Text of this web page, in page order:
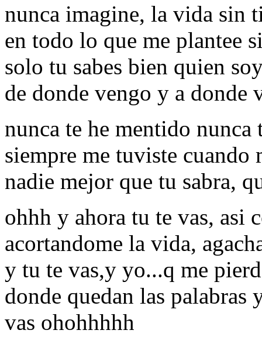
nunca imagine, la vida sin
en todo lo que me plantee
solo tu sabes bien quien
de donde vengo y a donde
nunca te he mentido nunca
siempre me tuviste cuando
nadie mejor que tu sabra,
ohhh y ahora tu te vas, asi
acortandome la vida,
y tu te vas,y yo...q me
donde quedan las palabras
vas ohohhhhh